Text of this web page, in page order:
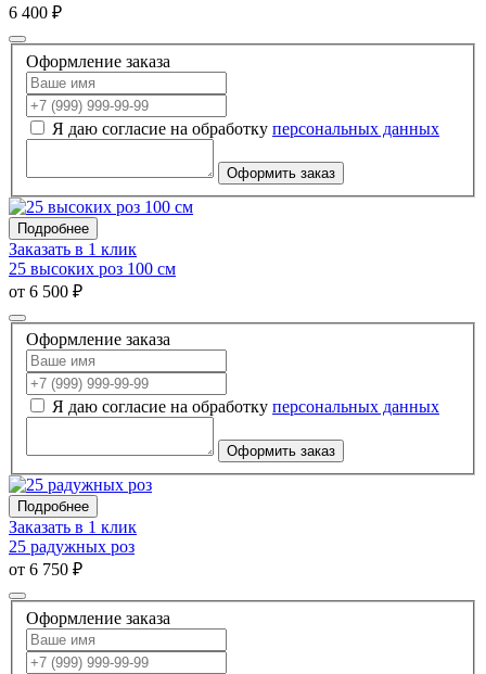
6 400 ₽
Оформление заказа
Я даю согласие на обработку персональных данных
Оформить заказ
Подробнее
Заказать в 1 клик
25 высоких роз 100 см
от 6 500 ₽
Оформление заказа
Я даю согласие на обработку персональных данных
Оформить заказ
Подробнее
Заказать в 1 клик
25 радужных роз
от 6 750 ₽
Оформление заказа